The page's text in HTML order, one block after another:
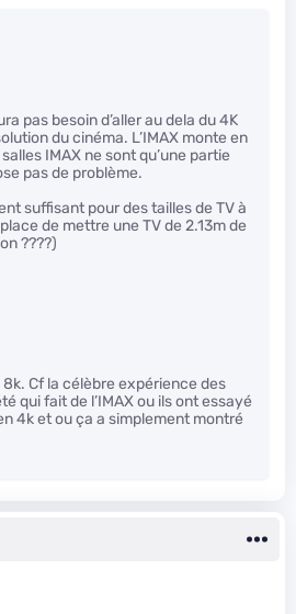
pas besoin d’aller au dela du 4K
du cinéma. L’IMAX monte en
IMAX ne sont qu’une partie
pas de problème.
suffisant pour des tailles de TV à
de mettre une TV de 2.13m de
????)
8k. Cf la célèbre expérience des
qui fait de l’IMAX ou ils ont essayé
4k et ou ça a simplement montré